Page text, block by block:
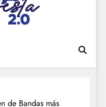
en festa 2.0
de Bandas más